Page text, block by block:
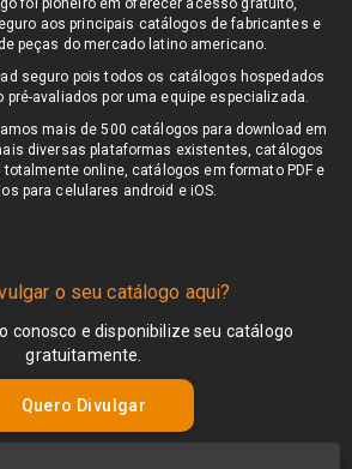
foi pioneiro em oferecer acesso gratuíto,
aos principais catálogos de fabricantes e
peças do mercado latino americano.
seguro pois todos os catálogos hospedados
avaliados por uma equipe especializada.
mais de 500 catálogos para download em
diversas plataformas existentes, catálogos
online, catálogos em formato PDF e
para celulares android e iOS.
o seu catálogo aqui?
conosco e disponibilize seu catálogo
gratuitamente.
Quero Divulgar